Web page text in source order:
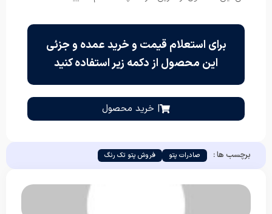
برای استعلام قیمت و خرید عمده و جزئی
این محصول از دکمه زیر استفاده کنید
| خرید محصول
برچسب ها : صادرات پتو فروش پتو تک رنگ